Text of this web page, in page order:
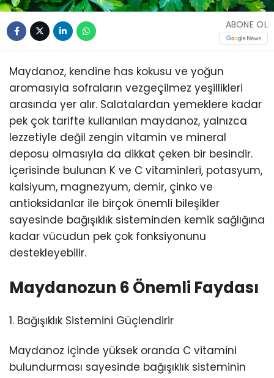
ABONE OL
Maydanoz, kendine has kokusu ve yoğun
aromasıyla sofraların vezgeçilmez yeşillikleri
arasında yer alır. Salatalardan yemeklere kadar
pek çok tarifte kullanılan maydanoz, yalnızca
lezzetiyle değil zengin vitamin ve mineral
deposu olmasıyla da dikkat çeken bir besindir.
İçerisinde bulunan K ve C vitaminleri, potasyum,
kalsiyum, magnezyum, demir, çinko ve
antioksidanlar ile birçok önemli bileşikler
sayesinde bağışıklık sisteminden kemik sağlığına
kadar vücudun pek çok fonksiyonunu
destekleyebilir.
Maydanozun 6 Önemli Faydası
1. Bağışıklık Sistemini Güçlendirir
Maydanoz içinde yüksek oranda C vitamini
bulundurması sayesinde bağışıklık sisteminin